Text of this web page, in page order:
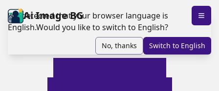
Ai Image BG
We detected that your browser language is
English.Would you like to switch to English?
No, thanks Switch to English